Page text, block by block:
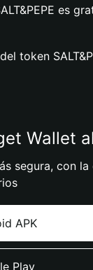
es
token
Wallet
segura, con
APK
Play